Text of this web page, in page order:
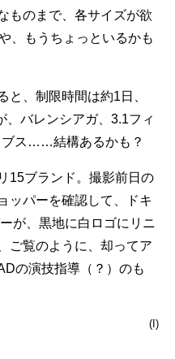
ものまで、各サイズが欲
、もうちょっといるかも
と、制限時間は約1日、
、バレンシアガ、3.1フィ
ブス……結構あるかも？
15ブランド。撮影前日の
ッパーを確認して、ドキ
が、黒地に白ロゴにリニ
ご覧のように、却ってア
の演技指導（？）のも
(I)